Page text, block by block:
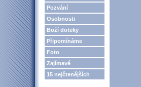
Pozvání
Osobnosti
Boží doteky
Připomínáme
Foto
Zajímavé
15 nejčtenějších